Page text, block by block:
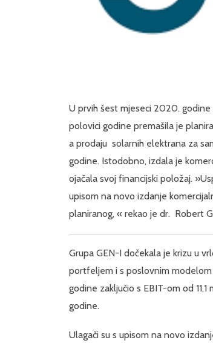
U prvih šest mjeseci 2020. godine
polovici godine premašila je
a prodaju solarnih elektrana za
godine. Istodobno, izdala je
ojačala svoj financijski položaj.
upisom na novo izdanje
planiranog, « rekao je dr. Robert
Grupa GEN-I dočekala je krizu u
portfeljem i s poslovnim
godine zaključio s EBIT-om od
godine.
Ulagači su s upisom na novo